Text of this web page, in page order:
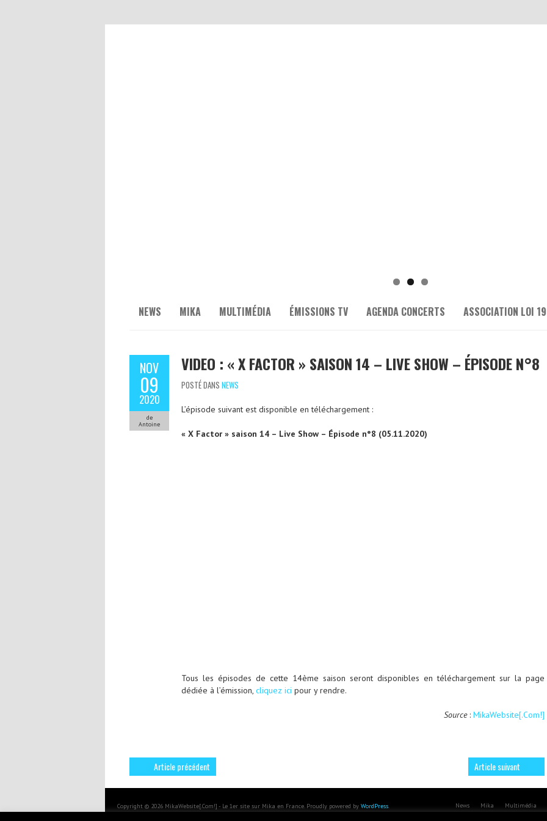
NEWS MIKA MULTIMÉDIA ÉMISSIONS TV AGENDA CONCERTS ASSOCIATION LOI
NOV
09
2020
de
Antoine
VIDEO : « X FACTOR » SAISON 14 – LIVE SHOW – ÉPISODE N°8
POSTÉ DANS NEWS
L’épisode suivant est disponible en téléchargement :
« X Factor » saison 14 – Live Show – Épisode n°8 (05.11.2020)
Tous les épisodes de cette 14ème saison seront disponibles en téléchargement sur la page
dédiée à l’émission, cliquez ici pour y rendre.
Source: MikaWebsite[.Com!]
Article précédent Article suivant
Copyright © 2026 MikaWebsite[.Com!] - Le 1er site sur Mika en France. Proudly powered by WordPress.
News Mika Multimédia